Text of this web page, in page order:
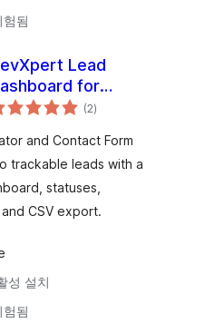
됨
Lead
for
&(2전
체
점
)
and Contact Form
trackable leads with a
statuses,
CSV export.
성 설치
됨